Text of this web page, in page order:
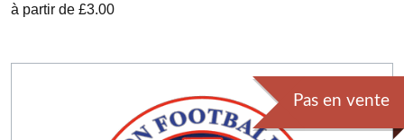
à partir de £3.00
Pas en vente